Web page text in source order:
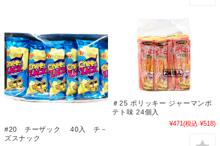
#20 チーザック 40入 チ－
ズスナック
＃25 ポリッキー ジャーマンポ
テト味 24個入
¥471(税込 ¥518)